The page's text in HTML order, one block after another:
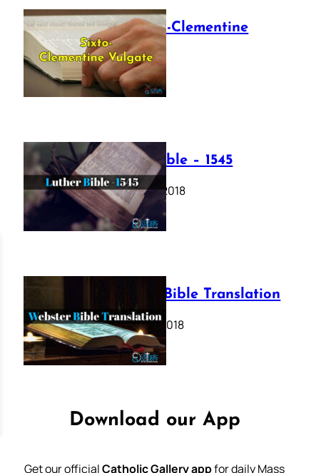
The Sixto-Clementine
Vulgate
July 12, 2025
Luther Bible – 1545
October 17, 2018
Webster Bible Translation
October 11, 2018
Download our App
Get our officialCatholic Gallery appfor daily Mass